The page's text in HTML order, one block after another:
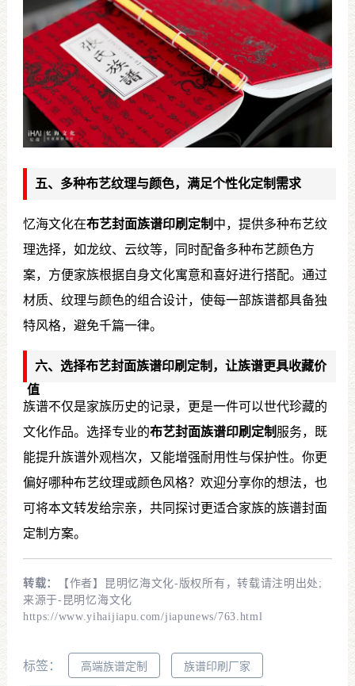
五、多种布艺纹理与颜色，满足个性化定制需求
忆海文化在布艺封面族谱印刷定制 中，提供多种布艺纹
理选择，如龙纹、云纹等，同时配备多种布艺颜色方
案，方便家族根据自身文化寓意和喜好进行搭配。通过
材质、纹理与颜色的组合设计，使每一部族谱都具备独
特风格，避免千篇一律。
六、选择布艺封面族谱印刷定制，让族谱更具收藏价
值
族谱不仅是家族历史的记录，更是一件可以世代珍藏的
文化作品。选择专业的布艺封面族谱印刷定制 服务，既
能提升族谱外观档次，又能增强耐用性与保护性。你更
偏好哪种布艺纹理或颜色风格？欢迎分享你的想法，也
可将本文转发给宗亲，共同探讨更适合家族的族谱封面
定制方案。
转载：
【作者】昆明忆海文化-版权所有，转载请注明出处;
来源于-昆明忆海文化
https://www.yihaijiapu.com/jiapunews/763.html
标签： 高端族谱定制 族谱印刷厂家